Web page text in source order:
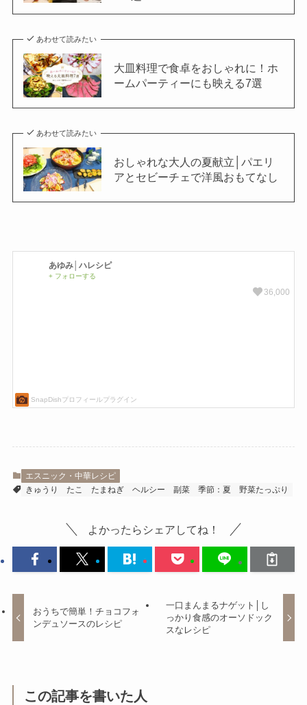
あわせて読みたい
大皿料理で食卓をおしゃれに！ホ
ームパーティーにも映える7選
あわせて読みたい
おしゃれな大人の夏献立│パエリ
アとセビーチェで洋風おもてなし
エスニック・中華レシピ
きゅうり
たこ たまねぎ ヘルシー 副菜 季節：夏 野菜たっぷり
よかったらシェアしてね！
おうちで簡単！チョコフォ
ンデュソースのレシピ
一口まんまるナゲット│し
っかり食感のオーソドック
スなレシピ
この記事を書いた人